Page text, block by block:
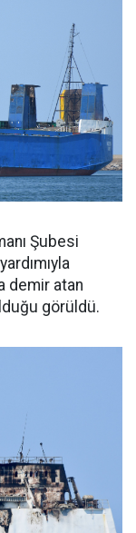
Şubesi
demir atan
görüldü.